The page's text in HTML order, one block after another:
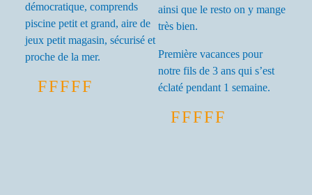
démocratique, comprends
piscine petit et grand, aire de
jeux petit magasin, sécurisé et
proche de la mer.
ainsi que le resto on y mange
très bien.
Première vacances pour
notre fils de 3 ans qui s’est
éclaté pendant 1 semaine.